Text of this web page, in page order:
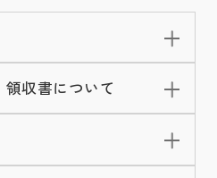
収書について